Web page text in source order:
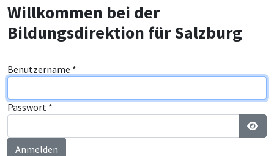
Willkommen bei der
Bildungsdirektion für Salzburg
Benutzername *
Passwort *
Anmelden